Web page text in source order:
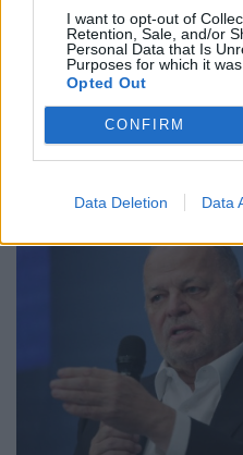
I want to opt-out of
Retention, Sale, and/or
Personal Data that Is
Purposes for which it was
Opted Out
CONFIRM
Data Deletion Data
Ευάγγελος
του ευρώ
πρόκληση για την
ΧΡΗΣΤΙΚΑ
30/01/2026 - 09:59